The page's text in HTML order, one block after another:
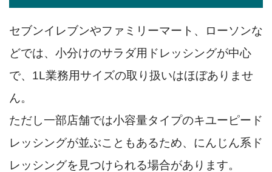
セブンイレブンやファミリーマート、ローソンな
どでは、小分けのサラダ用ドレッシングが中心
で、1L業務用サイズの取り扱いはほぼありませ
ん。
ただし一部店舗では小容量タイプのキユーピード
レッシングが並ぶこともあるため、にんじん系ド
レッシングを見つけられる場合があります。